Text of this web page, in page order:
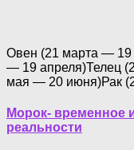
Овен (21 марта — 19
— 19 апреля)Телец
мая — 20 июня)Рак
Морок- временное
реальности